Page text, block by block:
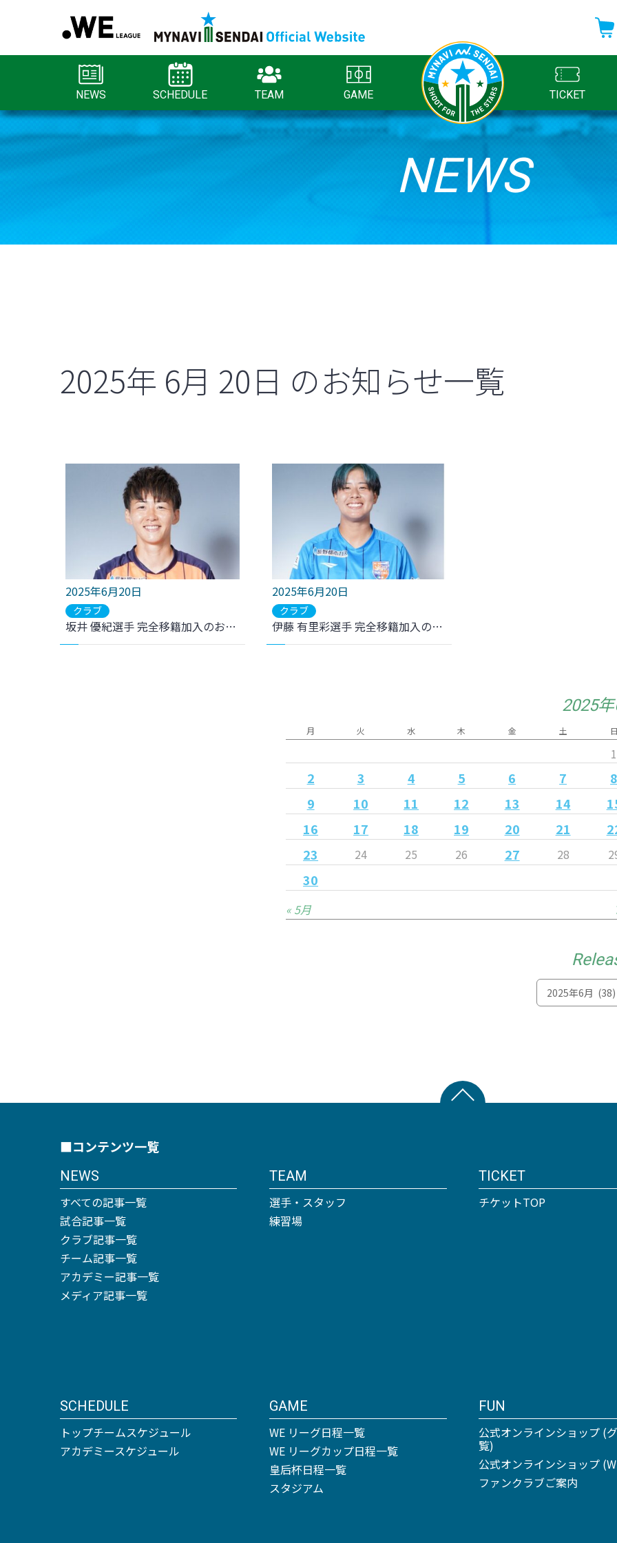
NEWS SCHEDULE TEAM GAME TICKET
NEWS
2025年 6月 20日 のお知らせ一覧
2025年6月20日
クラブ
坂井 優紀選手 完全移籍加入のお知らせ
2025年6月20日
クラブ
伊藤 有里彩選手 完全移籍加入のお知らせ
2025
月 火 水 木 金 土 日
1
2 3 4 5 6 7
8
9
10 11 12 13 14
16
17 18 19 20 21
23
24 25 26 27 28
30
« 5月
■コンテンツ一覧
NEWS
すべての記事一覧
試合記事一覧
クラブ記事一覧
チーム記事一覧
アカデミー記事一覧
メディア記事一覧
SCHEDULE
トップチームスケジュール
アカデミースケジュール
TEAM
選手・スタッフ
練習場
GAME
WE リーグ日程一覧
WE リーグカップ日程一覧
皇后杯日程一覧
スタジアム
TICKET
チケットTOP
FUN
公式オンラインショップ (
覧)
公式オンラインショップ
ファンクラブご案内